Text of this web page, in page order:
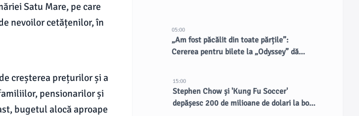
Satu Mare, pe care
nevoilor cetățenilor, în
creșterea prețurilor și a
pensionarilor și
bugetul alocă aproape
05:00
„Am fost păcălit din toate părțile”:
Cererea pentru bilete la „Odyssey” dă
15:00
Stephen Chow și 'Kung Fu Soccer'
depășesc 200 de milioane de dolari la box